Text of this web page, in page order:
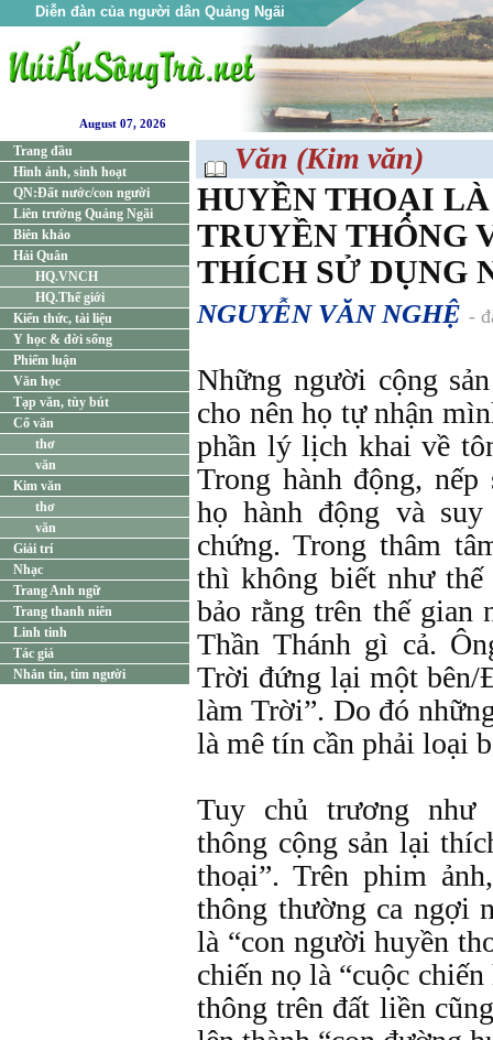
Diễn đàn của người dân Quảng Ngãi
August 07, 2026
Trang đầu
Hình ảnh, sinh hoạt
QN:Đất nước/con người
Liên trường Quảng Ngãi
Biên khảo
Hải Quân
HQ.VNCH
HQ.Thế giới
Kiến thức, tài liệu
Y học & đời sống
Phiếm luận
Văn học
Tạp văn, tùy bút
Cổ văn
thơ
văn
Kim văn
thơ
văn
Giải trí
Nhạc
Trang Anh ngữ
Trang thanh niên
Linh tinh
Tác giả
Nhắn tin, tìm người
Văn (Kim văn)
HUYỀN THOẠI
TRUYỀN THÔNG
THÍCH SỬ DỤNG
NGUYỄN VĂN NGHỆ -
Những người cộng
cho nên họ tự nhận
phần lý lịch khai về
Trong hành động,
họ hành động và
chứng. Trong thâm
thì không biết như
bảo rằng trên thế gian
Thần Thánh gì cả.
Trời đứng lại một bên/
làm Trời”. Do đó
là mê tín cần phải loại
Tuy chủ trương như
thông cộng sản lại
thoại”. Trên phim
thông thường ca ngợi
là “con người huyền
chiến nọ là “cuộc
thông trên đất liền